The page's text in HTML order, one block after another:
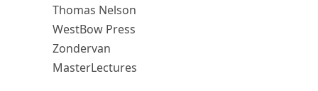
Thomas Nelson
WestBow Press
Zondervan
MasterLectures